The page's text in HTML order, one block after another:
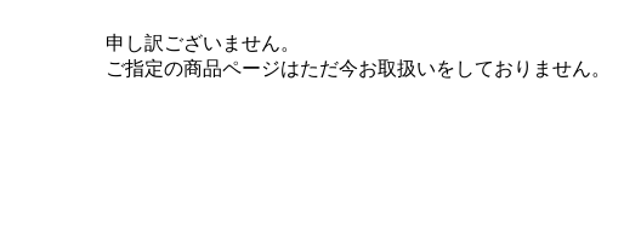
申し訳ございません。
ご指定の商品ページはただ今お取扱いをしておりません。